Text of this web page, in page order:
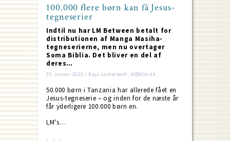
100.000 flere børn kan få Jesus-
tegneserier
Indtil nu har LM Between betalt for
distributionen af Manga Masiha-
tegneserierne, men nu overtager
Soma Biblia. Det bliver en del af
deres…
26. januar 2022 / Kaja Lauterbach, kl@dlm.dk
50.000 børn i Tanzania har allerede fået en
Jesus-tegneserie – og inden for de næste år
får yderligere 100.000 børn en.
LM's…